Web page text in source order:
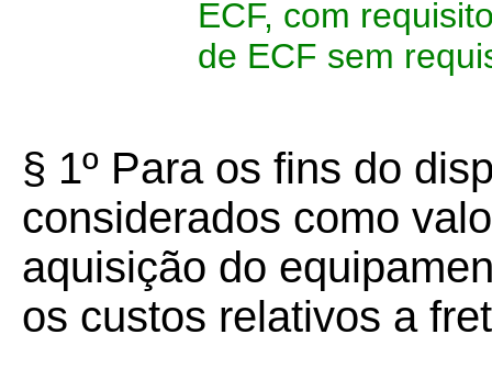
ECF, com
de ECF sem
§ 1º Para os fins do
considerados como
aquisição do
os custos relativos a